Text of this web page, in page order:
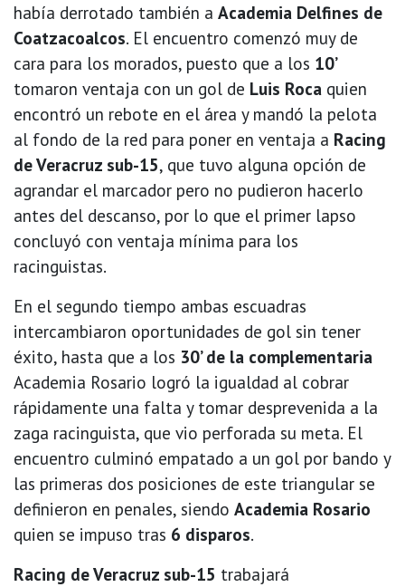
había derrotado también a Academia Delfines de
Coatzacoalcos. El encuentro comenzó muy de
cara para los morados, puesto que a los 10’
tomaron ventaja con un gol de Luis Roca quien
encontró un rebote en el área y mandó la pelota
al fondo de la red para poner en ventaja a Racing
de Veracruz sub-15, que tuvo alguna opción de
agrandar el marcador pero no pudieron hacerlo
antes del descanso, por lo que el primer lapso
concluyó con ventaja mínima para los
racinguistas.
En el segundo tiempo ambas escuadras
intercambiaron oportunidades de gol sin tener
éxito, hasta que a los 30’ de la complementaria
Academia Rosario logró la igualdad al cobrar
rápidamente una falta y tomar desprevenida a la
zaga racinguista, que vio perforada su meta. El
encuentro culminó empatado a un gol por bando y
las primeras dos posiciones de este triangular se
definieron en penales, siendo Academia Rosario
quien se impuso tras 6 disparos.
Racing de Veracruz sub-15 trabajará